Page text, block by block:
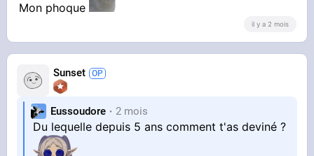
Mon phoque
il y a 2 mois
Sunset
Eussoudore 2 mois
Du lequelle depuis 5 ans comment t'as deviné ?